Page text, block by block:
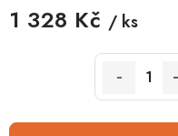
1 328 Kč / ks